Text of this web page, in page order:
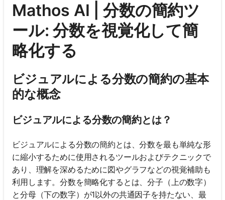
Mathos AI | 分数の簡約ツ
ール: 分数を視覚化して簡
略化する
ビジュアルによる分数の簡約の基本
的な概念
ビジュアルによる分数の簡約とは？
ビジュアルによる分数の簡約とは、分数を最も単純な形
に縮小するために使用されるツールおよびテクニックで
あり、理解を深めるために図やグラフなどの視覚補助も
利用します。分数を簡略化するとは、分子（上の数字）
と分母（下の数字）が1以外の共通因子を持たない、最